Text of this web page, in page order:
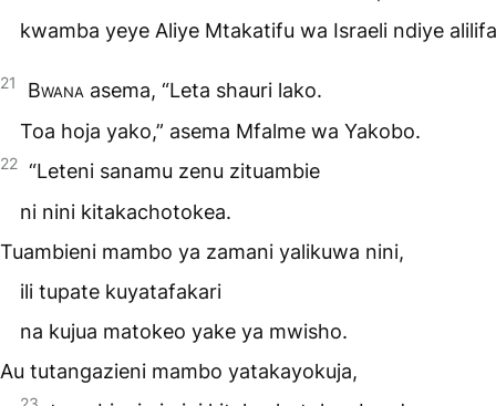
kwamba yeye Aliye Mtakatifu wa Israeli ndiye
21 Bwana asema, “Leta shauri lako.
Toa hoja yako,” asema Mfalme wa Yakobo.
22 “Leteni sanamu zenu zituambie
ni nini kitakachotokea.
Tuambieni mambo ya zamani yalikuwa nini,
ili tupate kuyatafakari
na kujua matokeo yake ya mwisho.
Au tutangazieni mambo yatakayokuja,